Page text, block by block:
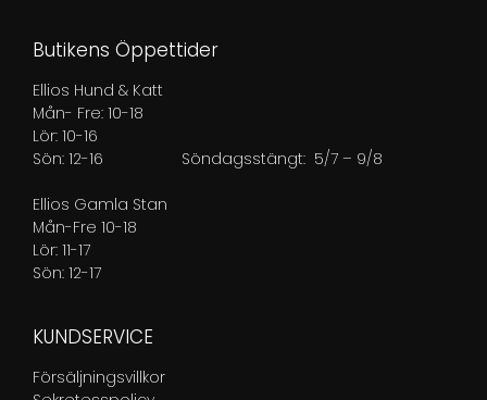
Butikens Öppettider
Ellios Hund & Katt
Mån- Fre: 10-18
Lör: 10-16
Sön: 12-16 Söndagsstängt: 5/7 – 9/8
Ellios Gamla Stan
Mån-Fre 10-18
Lör: 11-17
Sön: 12-17
KUNDSERVICE
Försäljningsvillkor